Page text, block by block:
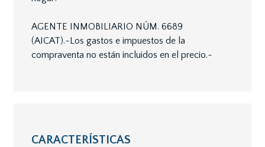
AGENTE INMOBILIARIO NÚM. 6689
(AICAT).~Los gastos e impuestos de la
compraventa no están incluidos en el precio.~
CARACTERÍSTICAS